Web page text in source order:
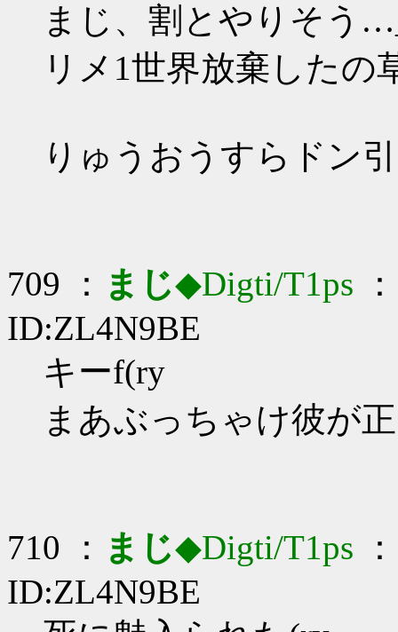
まじ、割とやりそう
リメ1世界放棄したの
りゅうおうすらドン
709 ： まじ◆Digti/T1ps
ID:ZL4N9BE
キーf(ry
まあぶっちゃけ彼が
710 ： まじ◆Digti/T1ps
ID:ZL4N9BE